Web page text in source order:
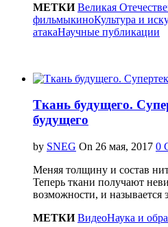
МЕТКИВеликая
фильмыкиноКультура и
атакаНаучные публикации
Ткань будущего.
будущего
by SNEG On
0
Меняя толщину и состав
Теперь ткани получают
возможности, и называется
МЕТКИВидеоНаука и